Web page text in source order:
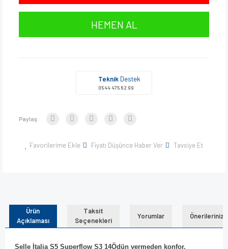
HEMEN AL
Teknik Destek
0544 475 82 99
Paylaş:
Favorilerime Ekle Fiyatı Düşünce Haber Ver Tavsiye Et
Ürün
Açıklaması
Taksit
Seçenekleri
Yorumlar Önerileriniz
Selle İtalia S5 Superflow S3 14Ödün vermeden konfor.